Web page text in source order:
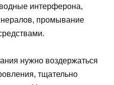
интерферона,
промывание
нужно воздержаться
тщательно